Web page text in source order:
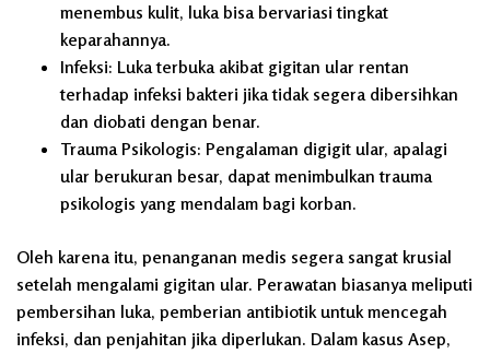
menembus kulit, luka bisa bervariasi tingkat
keparahannya.
Infeksi: Luka terbuka akibat gigitan ular rentan
terhadap infeksi bakteri jika tidak segera dibersihkan
dan diobati dengan benar.
Trauma Psikologis: Pengalaman digigit ular, apalagi
ular berukuran besar, dapat menimbulkan trauma
psikologis yang mendalam bagi korban.
Oleh karena itu, penanganan medis segera sangat krusial
setelah mengalami gigitan ular. Perawatan biasanya meliputi
pembersihan luka, pemberian antibiotik untuk mencegah
infeksi, dan penjahitan jika diperlukan. Dalam kasus Asep,